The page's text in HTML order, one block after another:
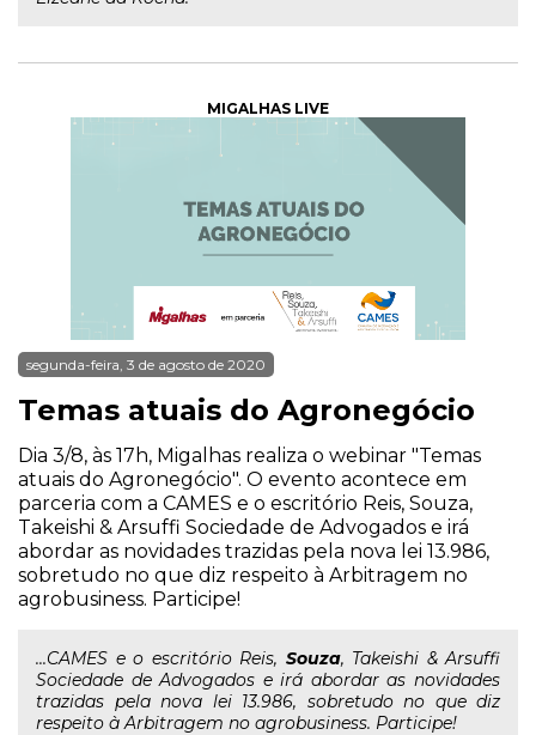
MIGALHAS LIVE
segunda-feira, 3 de agosto de 2020
Temas atuais do Agronegócio
Dia 3/8, às 17h, Migalhas realiza o webinar "Temas
atuais do Agronegócio". O evento acontece em
parceria com a CAMES e o escritório Reis, Souza,
Takeishi & Arsuffi Sociedade de Advogados e irá
abordar as novidades trazidas pela nova lei 13.986,
sobretudo no que diz respeito à Arbitragem no
agrobusiness. Participe!
...CAMES e o escritório Reis, Souza, Takeishi & Arsuffi
Sociedade de Advogados e irá abordar as novidades
trazidas pela nova lei 13.986, sobretudo no que diz
respeito à Arbitragem no agrobusiness. Participe!